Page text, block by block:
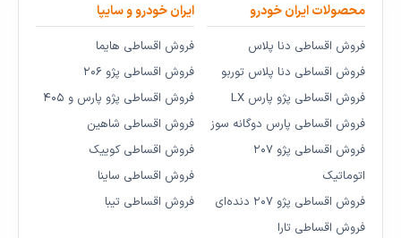
محصولات ایران خودرو
فروش اقساطی دنا پلاس
فروش اقساطی دنا پلاس توربو
فروش اقساطی پژو پارس LX
فروش اقساطی پارس دوگانه سوز
فروش اقساطی پژو ۲۰۷
اتوماتیک
فروش اقساطی پژو ۲۰۷ دنده‌ای
فروش اقساطی تارا
ایران خودرو و سایپا
فروش اقساطی هایما
فروش اقساطی پژو ۲۰۶
فروش اقساطی پژو پارس و ۴۰۵
فروش اقساطی شاهین
فروش اقساطی کوییک
فروش اقساطی ساینا
فروش اقساطی تیبا